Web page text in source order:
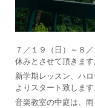
７／１９（日）～８
休みとさせて頂きます
新学期レッスン、ハ
よりスタート致します
音楽教室の中庭は、